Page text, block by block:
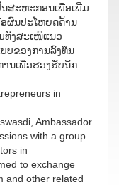
ສະຫະກອນເພື່ອເພີ່ມ
ຜົນປະໂຫຍດດ້ານ
ທັງສະເໜີແນວ
ບຂອງການລົງທຶນ
ນເພື່ອຮອງຮັບນັກ
in
Ambassador
with a group
in
to exchange
and other related